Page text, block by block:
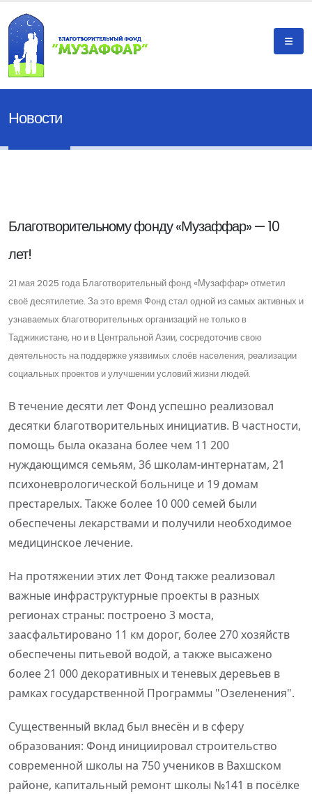
Новости
Благотворительному фонду «Музаффар» — 10
лет!
21 мая 2025 года Благотворительный фонд «Музаффар» отметил
своё десятилетие. За это время Фонд стал одной из самых активных и
узнаваемых благотворительных организаций не только в
Таджикистане, но и в Центральной Азии, сосредоточив свою
деятельность на поддержке уязвимых слоёв населения, реализации
социальных проектов и улучшении условий жизни людей.
В течение десяти лет Фонд успешно реализовал
десятки благотворительных инициатив. В частности,
помощь была оказана более чем 11 200
нуждающимся семьям, 36 школам-интернатам, 21
психоневрологической больнице и 19 домам
престарелых. Также более 10 000 семей были
обеспечены лекарствами и получили необходимое
медицинское лечение.
На протяжении этих лет Фонд также реализовал
важные инфраструктурные проекты в разных
регионах страны: построено 3 моста,
заасфальтировано 11 км дорог, более 270 хозяйств
обеспечены питьевой водой, а также высажено
более 21 000 декоративных и теневых деревьев в
рамках государственной Программы "Озеленения".
Существенный вклад был внесён и в сферу
образования: Фонд инициировал строительство
современной школы на 750 учеников в Вахшском
районе, капитальный ремонт школы №141 в посёлке